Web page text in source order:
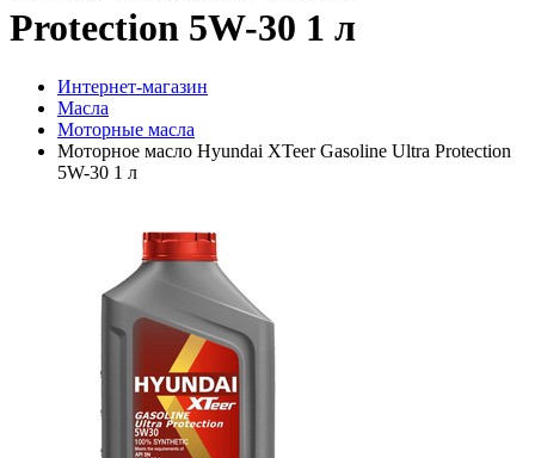
Protection 5W-30 1 л
Интернет-магазин
Масла
Моторные масла
Моторное масло Hyundai XTeer Gasoline Ultra Protection
5W-30 1 л